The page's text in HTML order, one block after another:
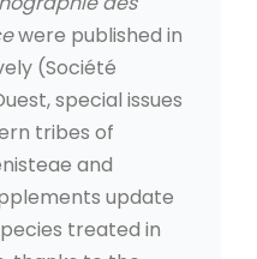
were published in
(Société
special issues
tribes of
and
update
treated in